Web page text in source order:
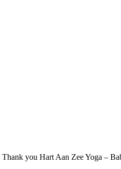
Thank you Hart Aan Zee Yoga –